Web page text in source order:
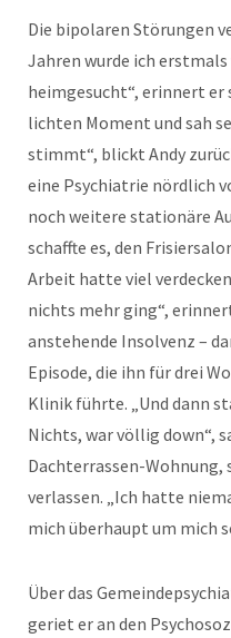
Die bipolaren Störungen
Jahren wurde ich erstmals
heimgesucht“, erinnert er
lichten Moment und sah
stimmt“, blickt Andy
eine Psychiatrie nördlich
noch weitere stationäre
schaffte es, den
Arbeit hatte viel
nichts mehr ging“,
anstehende Insolvenz –
Episode, die ihn für drei
Klinik führte. „Und dann
Nichts, war völlig down“,
Dachterrassen-Wohnung,
verlassen. „Ich hatte
mich überhaupt um mich
Über das
geriet er an den